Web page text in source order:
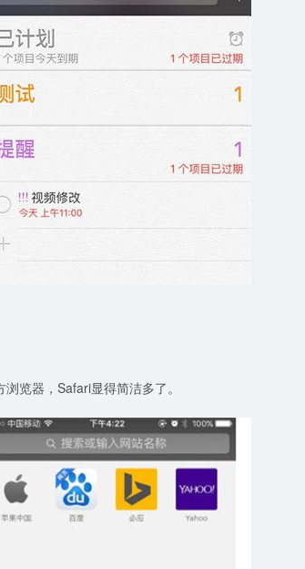
览器，Safari显得简洁多了。